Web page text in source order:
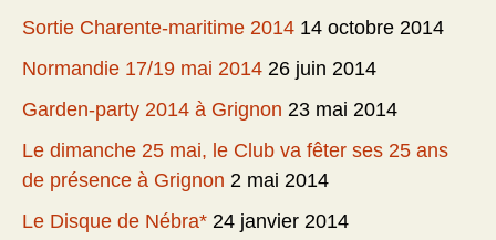
Sortie Charente-maritime 2014 14 octobre 2014
Normandie 17/19 mai 2014 26 juin 2014
Garden-party 2014 à Grignon 23 mai 2014
Le dimanche 25 mai, le Club va fêter ses 25 ans
de présence à Grignon 2 mai 2014
Le Disque de Nébra* 24 janvier 2014